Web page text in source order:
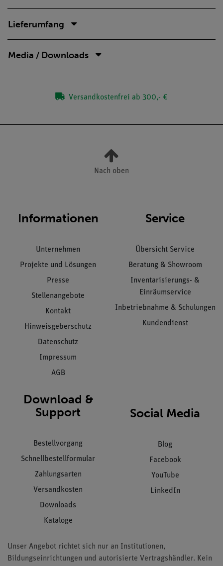
Lieferumfang
Media / Downloads
Versandkostenfrei ab 300,- €
Nach oben
Informationen
Unternehmen
Projekte und Lösungen
Presse
Stellenangebote
Kontakt
Hinweisgeberschutz
Datenschutz
Impressum
AGB
Service
Übersicht Service
Beratung & Showroom
Inventarisierungs- &
Einräumservice
Inbetriebnahme & Schulungen
Kundendienst
Download &
Support
Bestellvorgang
Schnellbestellformular
Zahlungsarten
Versandkosten
Downloads
Kataloge
Social Media
Blog
Facebook
YouTube
LinkedIn
Unser Angebot richtet sich nur an Institutionen,
Bildungseinrichtungen und autorisierte Vertragshändler. Kein